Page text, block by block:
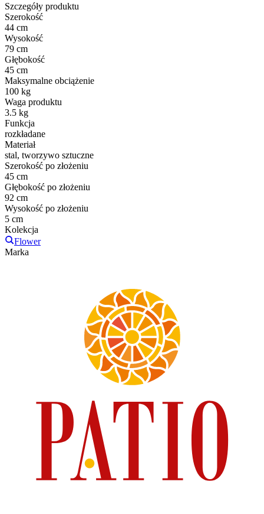
Szczegóły produktu
Szerokość
44 cm
Wysokość
79 cm
Głębokość
45 cm
Maksymalne obciążenie
100 kg
Waga produktu
3.5 kg
Funkcja
rozkładane
Materiał
stal, tworzywo sztuczne
Szerokość po złożeniu
45 cm
Głębokość po złożeniu
92 cm
Wysokość po złożeniu
5 cm
Kolekcja
Flower
Marka